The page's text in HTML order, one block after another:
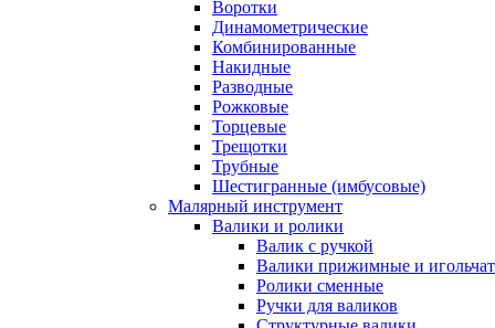
Воротки
Динамометрические
Комбинированные
Накидные
Разводные
Рожковые
Торцевые
Трещотки
Трубные
Шестигранные (имбусовые)
Малярный инструмент
Валики и ролики
Валик с ручкой
Валики прижимные и
Ролики сменные
Ручки для валиков